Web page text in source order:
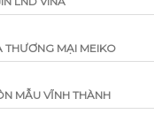
THƯƠNG MẠI MEIKO
MẪU VĨNH THÀNH